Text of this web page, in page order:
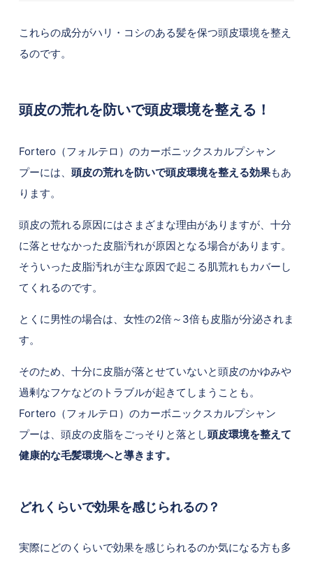
これらの成分がハリ・コシのある髪を保つ頭皮環境を整え
るのです。
頭皮の荒れを防いで頭皮環境を整える！
Fortero（フォルテロ）のカーボニックスカルプシャン
プーには、 頭皮の荒れを防いで頭皮環境を整える効果もあ
ります。
頭皮の荒れる原因にはさまざまな理由がありますが、十分
に落とせなかった皮脂汚れが原因となる場合があります。
そういった皮脂汚れが主な原因で起こる肌荒れもカバーし
てくれるのです。
とくに男性の場合は、女性の2倍～3倍も皮脂が分泌されま
す。
そのため、十分に皮脂が落とせていないと頭皮のかゆみや
過剰なフケなどのトラブルが起きてしまうことも。
Fortero（フォルテロ）のカーボニックスカルプシャン
プーは、頭皮の皮脂をごっそりと落とし頭皮環境を整えて
健康的な毛髪環境へと導きます。
どれくらいで効果を感じられるの？
実際にどのくらいで効果を感じられるのか気になる方も多